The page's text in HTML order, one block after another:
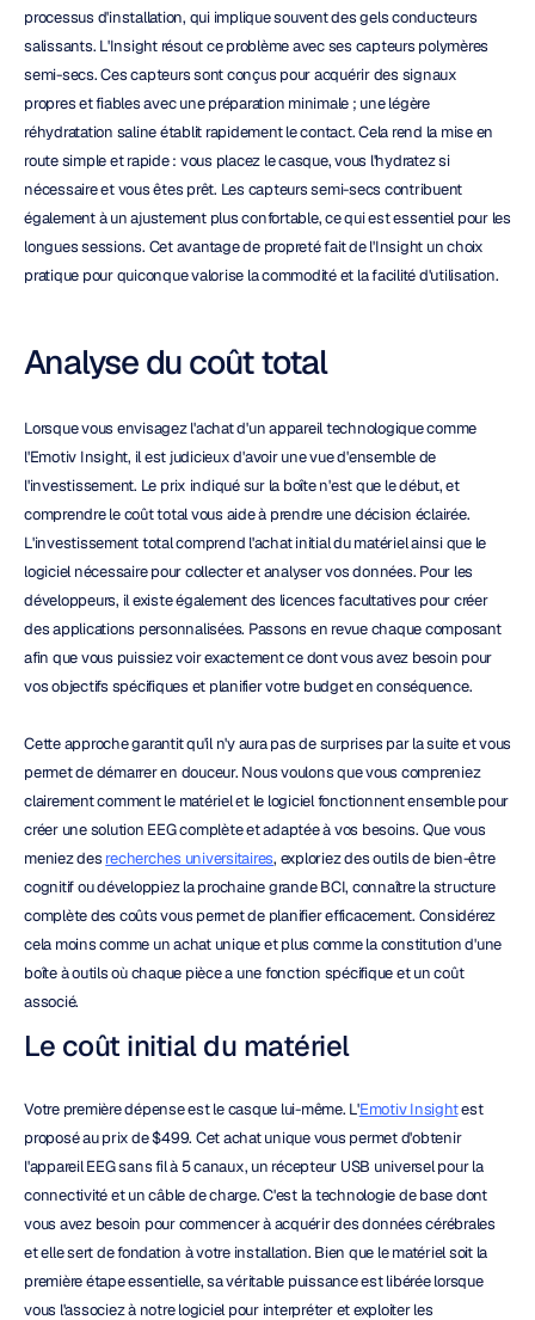
processus d'installation, qui implique souvent des gels conducteurs
salissants. L'Insight résout ce problème avec ses capteurs polymères
semi-secs. Ces capteurs sont conçus pour acquérir des signaux
propres et fiables avec une préparation minimale ; une légère
réhydratation saline établit rapidement le contact. Cela rend la mise en
route simple et rapide : vous placez le casque, vous l'hydratez si
nécessaire et vous êtes prêt. Les capteurs semi-secs contribuent
également à un ajustement plus confortable, ce qui est essentiel pour les
longues sessions. Cet avantage de propreté fait de l'Insight un choix
pratique pour quiconque valorise la commodité et la facilité d'utilisation.
Analyse du coût total
Lorsque vous envisagez l'achat d'un appareil technologique comme
l'Emotiv Insight, il est judicieux d'avoir une vue d'ensemble de
l'investissement. Le prix indiqué sur la boîte n'est que le début, et
comprendre le coût total vous aide à prendre une décision éclairée.
L'investissement total comprend l'achat initial du matériel ainsi que le
logiciel nécessaire pour collecter et analyser vos données. Pour les
développeurs, il existe également des licences facultatives pour créer
des applications personnalisées. Passons en revue chaque composant
afin que vous puissiez voir exactement ce dont vous avez besoin pour
vos objectifs spécifiques et planifier votre budget en conséquence.
Cette approche garantit qu'il n'y aura pas de surprises par la suite et vous
permet de démarrer en douceur. Nous voulons que vous compreniez
clairement comment le matériel et le logiciel fonctionnent ensemble pour
créer une solution EEG complète et adaptée à vos besoins. Que vous
meniez des recherches universitaires, exploriez des outils de bien-être
cognitif ou développiez la prochaine grande BCI, connaître la structure
complète des coûts vous permet de planifier efficacement. Considérez
cela moins comme un achat unique et plus comme la constitution d'une
boîte à outils où chaque pièce a une fonction spécifique et un coût
associé.
Le coût initial du matériel
Votre première dépense est le casque lui-même. L'Emotiv Insight est
proposé au prix de $499. Cet achat unique vous permet d'obtenir
l'appareil EEG sans fil à 5 canaux, un récepteur USB universel pour la
connectivité et un câble de charge. C'est la technologie de base dont
vous avez besoin pour commencer à acquérir des données cérébrales
et elle sert de fondation à votre installation. Bien que le matériel soit la
première étape essentielle, sa véritable puissance est libérée lorsque
vous l'associez à notre logiciel pour interpréter et exploiter les